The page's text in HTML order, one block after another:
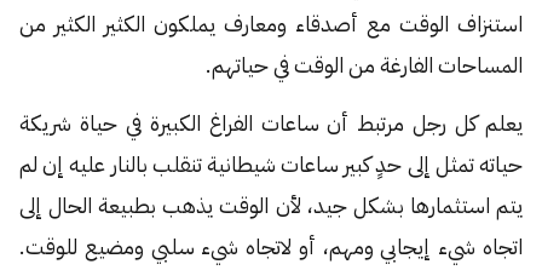
استنزاف الوقت مع أصدقاء ومعارف يملكون الكثير الكثير من
المساحات الفارغة من الوقت في حياتهم.
يعلم كل رجل مرتبط أن ساعات الفراغ الكبيرة في حياة شريكة
حياته تمثل إلى حدٍ كبير ساعات شيطانية تنقلب بالنار عليه إن لم
يتم استثمارها بشكل جيد، لأن الوقت يذهب بطبيعة الحال إلى
اتجاه شيء إيجابي ومهم، أو لاتجاه شيء سلبي ومضيع للوقت.